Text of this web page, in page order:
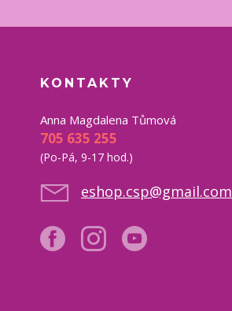
KONTAKTY
Anna Magdalena Tůmová
705 635 255
(Po-Pá, 9-17 hod.)
eshop.csp@gmail.com